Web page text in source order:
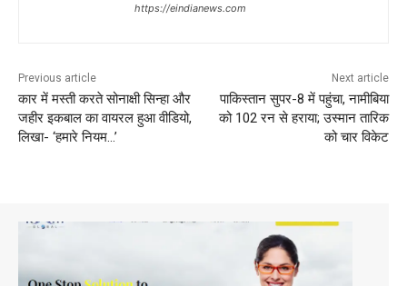
https://eindianews.com
Previous article
कार में मस्ती करते सोनाक्षी सिन्हा और
जहीर इकबाल का वायरल हुआ वीडियो,
लिखा- ‘हमारे नियम…’
Next article
पाकिस्तान सुपर-8 में पहुंचा, नामीबिया
को 102 रन से हराया; उस्मान तारिक
को चार विकेट